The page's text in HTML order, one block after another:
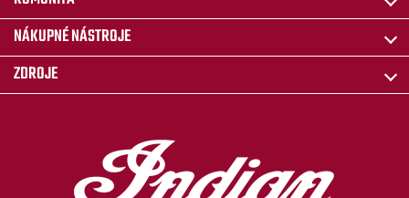
NÁKUPNÉ NÁSTROJE
ZDROJE